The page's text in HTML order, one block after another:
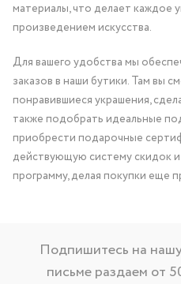
материалы, что делает каждое
произведением искусства.
Для вашего удобства мы
заказов в наши бутики. Там вы
понравившиеся украшения,
также подобрать идеальные
приобрести подарочные
действующую систему скидок
программу, делая покупки еще
Подпишитесь на
письме раздаем от